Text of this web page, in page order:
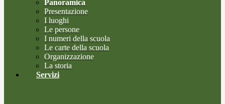
Panoramica
Presentazione
I luoghi
Le persone
I numeri della scuola
Le carte della scuola
Organizzazione
La storia
Servizi